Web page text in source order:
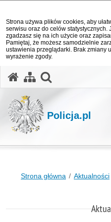
Strona używa plików cookies, aby
serwisu oraz do celów statystycznych.
zgadzasz się na ich użycie oraz
Pamiętaj, że możesz samodzielnie
ustawienia przeglądarki. Brak zmiany
wyrażenie zgody.
Policja.pl
Strona główna Aktualności